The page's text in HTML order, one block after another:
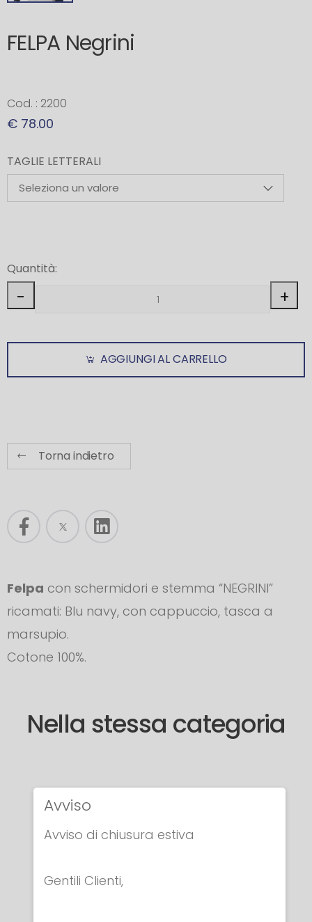
FELPA Negrini
Cod. : 2200
€ 78.00
TAGLIE LETTERALI
Quantità:
- +
AGGIUNGI AL CARRELLO
Torna indietro
Felpa con schermidori e stemma “NEGRINI”
ricamati: Blu navy, con cappuccio, tasca a
marsupio.
Cotone 100%.
Nella stessa categoria
Avviso
Avviso di chiusura estiva
Gentili Clienti,